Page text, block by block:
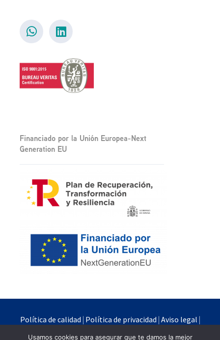
Financiado por la Unión Europea-Next
Generation EU
Política de calidad | Política de privacidad | Aviso legal |
Usamos cookies para asegurar que te damos la mejor